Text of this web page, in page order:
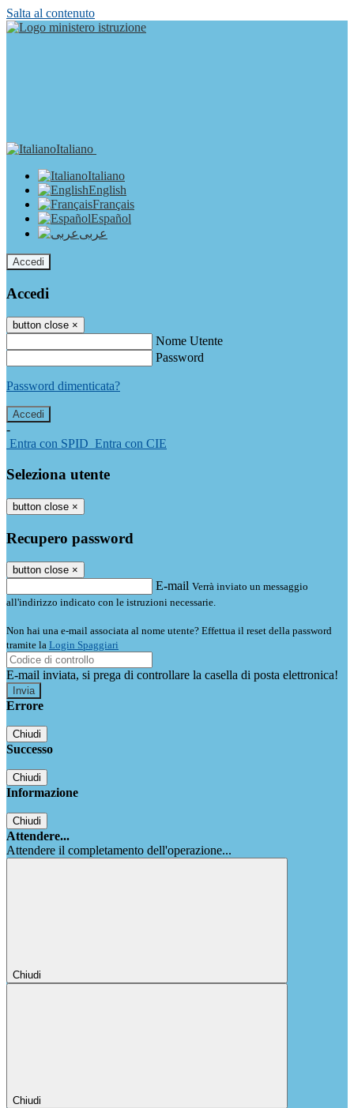
Salta al contenuto
Italiano
Italiano
English
Français
Español
عربى
Accedi
Accedi
button close ×
Nome Utente
Password
Password dimenticata?
-
Entra con SPID Entra con CIE
Seleziona utente
button close ×
Recupero password
button close ×
E-mail Verrà inviato un messaggio
all'indirizzo indicato con le istruzioni necessarie.
Non hai una e-mail associata al nome utente? Effettua il reset della password
tramite la Login Spaggiari
E-mail inviata, si prega di controllare la casella di posta elettronica!
Errore
Chiudi
Successo
Chiudi
Informazione
Chiudi
Attendere...
Attendere il completamento dell'operazione...
Chiudi
Chiudi